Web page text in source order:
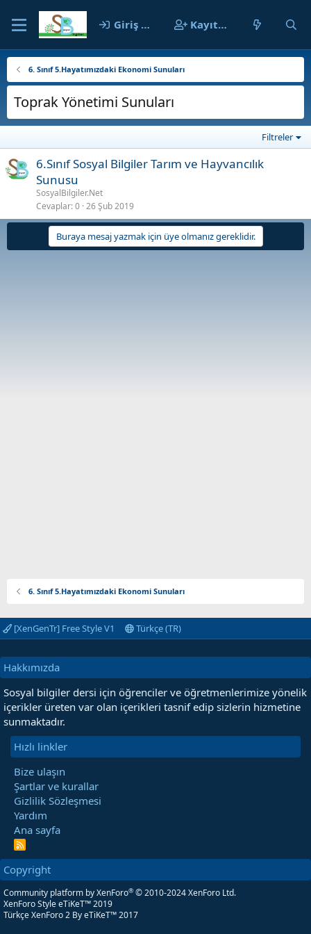
Giriş yap Kayıt ol
6. Sınıf 5.Hayatımızdaki Ekonomi Sunuları
Toprak Yönetimi Sunuları
Filtreler
6.Sınıf Sosyal Bilgiler Tarım ve Hayvancılık
Sunusu
SosyalBilgiler.Net
Cevaplar 0 26 Şub 2019
Buraya mesaj yazmak için üye olmanız gereklidir.
6. Sınıf 5.Hayatımızdaki Ekonomi Sunuları
[XenGenTr] Free Style V1 Türkçe (TR)
Hakkımızda
Sosyal bilgiler dersi için öğrenciler ve öğretmenlerimize yönelik
içerikler üreten var olan içerikleri tasnif edip sizlerin hizmetine
sunmaktadır.
Hızlı linkler
Bize ulaşın
Şartlar ve kurallar
Gizlilik Sözleşmesi
Yardım
Ana sayfa
R
S
Copyright
Community platform by XenForo® © 2010-2024 XenForo Ltd.
XenForo Style eTiKeT™ 2019
Türkçe XenForo 2 By eTiKeT™ 2017